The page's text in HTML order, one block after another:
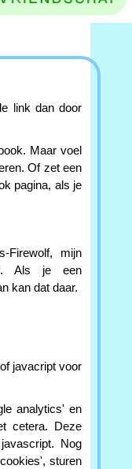
link dan door
Maar voel
Of zet een
pagina, als je
Firewolf, mijn
Als je een
kan dat daar.
javacript voor
analytics' en
cetera. Deze
Nog
sturen